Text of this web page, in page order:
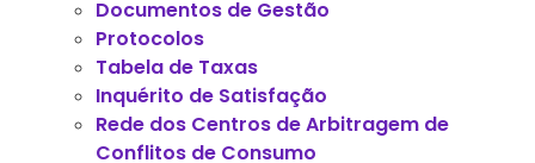
Documentos de Gestão
Protocolos
Tabela de Taxas
Inquérito de Satisfação
Rede dos Centros de Arbitragem de
Conflitos de Consumo